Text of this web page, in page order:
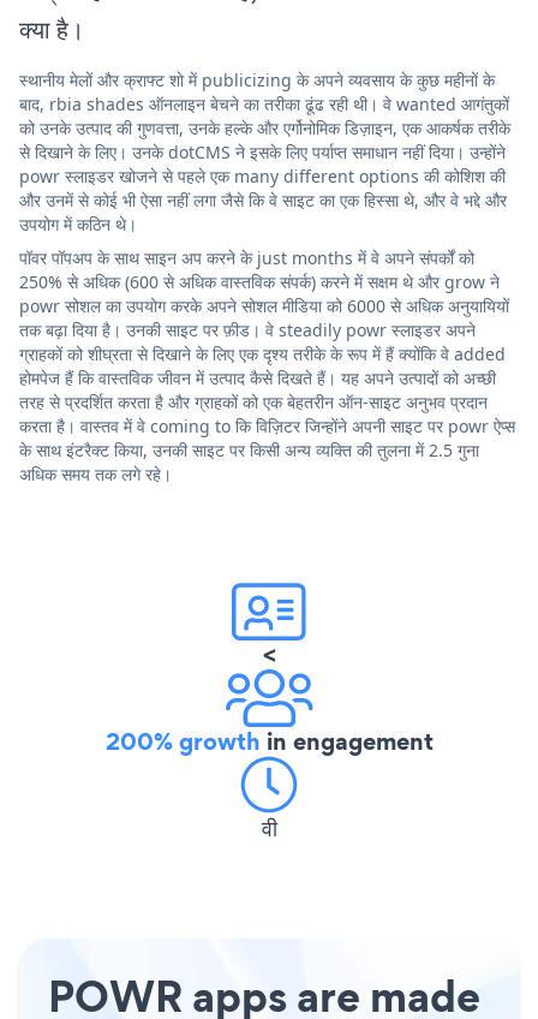
क्या है।
स्थानीय मेलों और क्राफ्ट शो में publicizing के अपने व्यवसाय के कुछ महीनों के
बाद, rbia shades ऑनलाइन बेचने का तरीका ढूंढ रही थी। वे wanted आगंतुकों
को उनके उत्पाद की गुणवत्ता, उनके हल्के और एर्गोनोमिक डिज़ाइन, एक आकर्षक तरीके
से दिखाने के लिए। उनके dotCMS ने इसके लिए पर्याप्त समाधान नहीं दिया। उन्होंने
powr स्लाइडर खोजने से पहले एक many different options की कोशिश की
और उनमें से कोई भी ऐसा नहीं लगा जैसे कि वे साइट का एक हिस्सा थे, और वे भद्दे और
उपयोग में कठिन थे।
पॉवर पॉपअप के साथ साइन अप करने के just months में वे अपने संपर्कों को
250% से अधिक (600 से अधिक वास्तविक संपर्क) करने में सक्षम थे और grow ने
powr सोशल का उपयोग करके अपने सोशल मीडिया को 6000 से अधिक अनुयायियों
तक बढ़ा दिया है। उनकी साइट पर फ़ीड। वे steadily powr स्लाइडर अपने
ग्राहकों को शीघ्रता से दिखाने के लिए एक दृश्य तरीके के रूप में हैं क्योंकि वे added
होमपेज हैं कि वास्तविक जीवन में उत्पाद कैसे दिखते हैं। यह अपने उत्पादों को अच्छी
तरह से प्रदर्शित करता है और ग्राहकों को एक बेहतरीन ऑन-साइट अनुभव प्रदान
करता है। वास्तव में वे coming to कि विज़िटर जिन्होंने अपनी साइट पर powr ऐप्स
के साथ इंटरैक्ट किया, उनकी साइट पर किसी अन्य व्यक्ति की तुलना में 2.5 गुना
अधिक समय तक लगे रहे।
<
200% growth in engagement
वी
POWR apps are made